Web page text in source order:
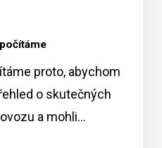
proto, abychom
o skutečných
a mohli…